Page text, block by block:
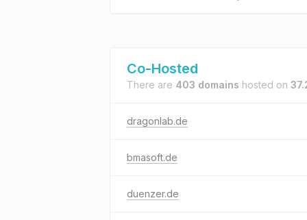
Co-Hosted
There are 403 domains hosted on
dragonlab.de
bmasoft.de
duenzer.de